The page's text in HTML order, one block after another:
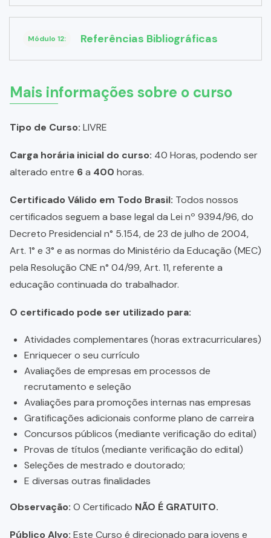
Módulo 12: Referências Bibliográficas
Mais informações sobre o curso
Tipo de Curso: LIVRE
Carga horária inicial do curso: 40 Horas, podendo ser
alterado entre 6a 400 horas.
Certificado Válido em Todo Brasil: Todos nossos
certificados seguem a base legal da Lei nº 9394/96, do
Decreto Presidencial n° 5.154, de 23 de julho de 2004,
Art. 1° e 3° e as normas do Ministério da Educação (MEC)
pela Resolução CNE n° 04/99, Art. 11, referente a
educação continuada do trabalhador.
O certificado pode ser utilizado para:
Atividades complementares (horas extracurriculares)
Enriquecer o seu currículo
Avaliações de empresas em processos de
recrutamento e seleção
Avaliações para promoções internas nas empresas
Gratificações adicionais conforme plano de carreira
Concursos públicos (mediante verificação do edital)
Provas de títulos (mediante verificação do edital)
Seleções de mestrado e doutorado;
E diversas outras finalidades
Observação: O Certificado NÃO É GRATUITO.
Público Alvo: Este Curso é direcionado para jovens e